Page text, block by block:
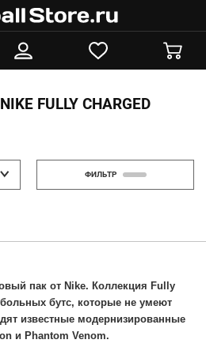
FULLY CHARGED
ФИЛЬТР
пак от Nike. Коллекция Fully
бутс, которые не умеют
известные модернизированные
и Phantom Venom.